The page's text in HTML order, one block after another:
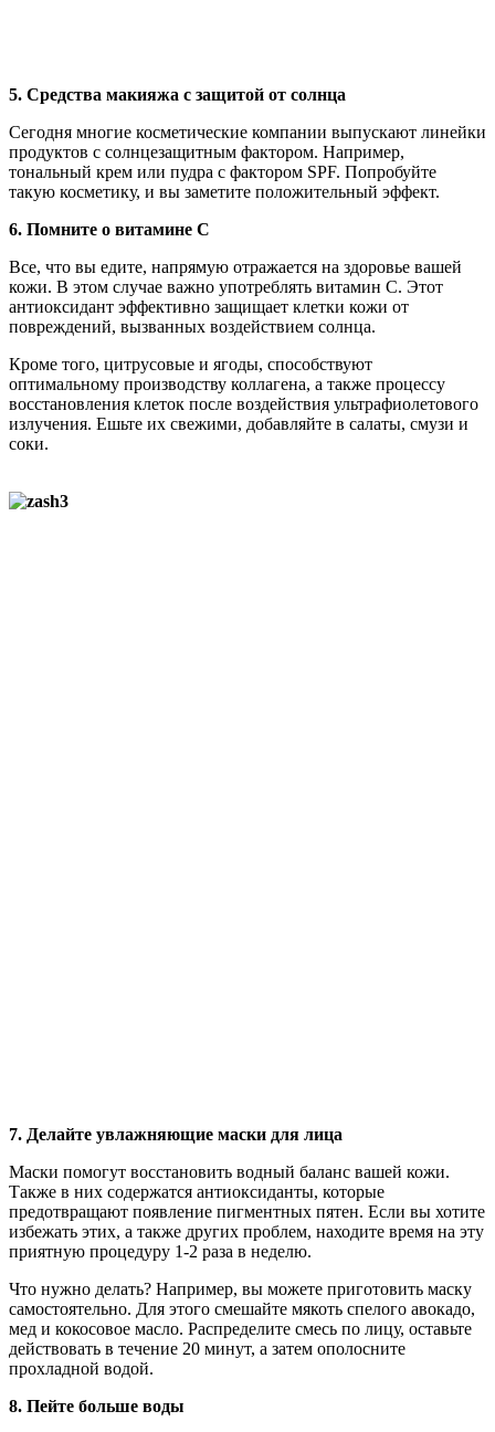
5. Средства макияжа с защитой от солнца
Сегодня многие косметические компании выпускают линейки
продуктов с солнцезащитным фактором. Например,
тональный крем или пудра с фактором SPF. Попробуйте
такую косметику, и вы заметите положительный эффект.
6. Помните о витамине С
Все, что вы едите, напрямую отражается на здоровье вашей
кожи. В этом случае важно употреблять витамин С. Этот
антиоксидант эффективно защищает клетки кожи от
повреждений, вызванных воздействием солнца.
Кроме того, цитрусовые и ягоды, способствуют
оптимальному производству коллагена, а также процессу
восстановления клеток после воздействия ультрафиолетового
излучения. Ешьте их свежими, добавляйте в салаты, смузи и
соки.
7. Делайте увлажняющие маски для лица
Маски помогут восстановить водный баланс вашей кожи.
Также в них содержатся антиоксиданты, которые
предотвращают появление пигментных пятен. Если вы хотите
избежать этих, а также других проблем, находите время на эту
приятную процедуру 1-2 раза в неделю.
Что нужно делать? Например, вы можете приготовить маску
самостоятельно. Для этого смешайте мякоть спелого авокадо,
мед и кокосовое масло. Распределите смесь по лицу, оставьте
действовать в течение 20 минут, а затем ополосните
прохладной водой.
8. Пейте больше воды